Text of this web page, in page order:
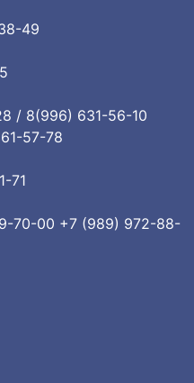
49
/ 8(996) 631-56-10
57-78
71
70-00 +7 (989) 972-88-